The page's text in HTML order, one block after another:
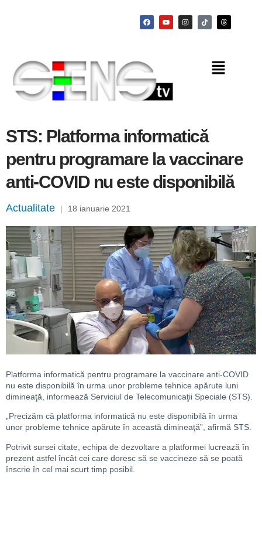
STS: Platforma informatică
pentru programare la vaccinare
anti-COVID nu este disponibilă
Actualitate | 18 ianuarie 2021
Platforma informatică pentru programare la vaccinare anti-COVID
nu este disponibilă în urma unor probleme tehnice apărute luni
dimineaţă, informează Serviciul de Telecomunicaţii Speciale (STS).
„Precizăm că platforma informatică nu este disponibilă în urma
unor probleme tehnice apărute în această dimineaţă”, afirmă STS.
Potrivit sursei citate, echipa de dezvoltare a platformei lucrează în
prezent astfel încât cei care doresc să se vaccineze să se poată
înscrie în cel mai scurt timp posibil.